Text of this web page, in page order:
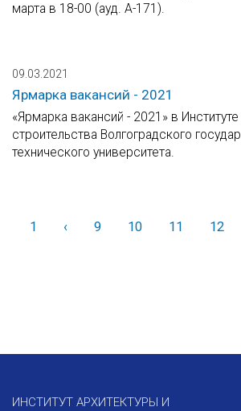
марта в 18-00 (ауд. А-171).
09.03.2021
Ярмарка вакансий - 2021
«Ярмарка вакансий - 2021» в
строительства Волгоградского
технического университета.
1 ‹Назад
9 10 11 12
ИНСТИТУТ АРХИТЕКТУРЫ И